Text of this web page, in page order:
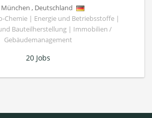
München , Deutschland
Chemie | Energie und Betriebsstoffe |
Bauteilherstellung | Immobilien /
Gebäudemanagement
20 Jobs